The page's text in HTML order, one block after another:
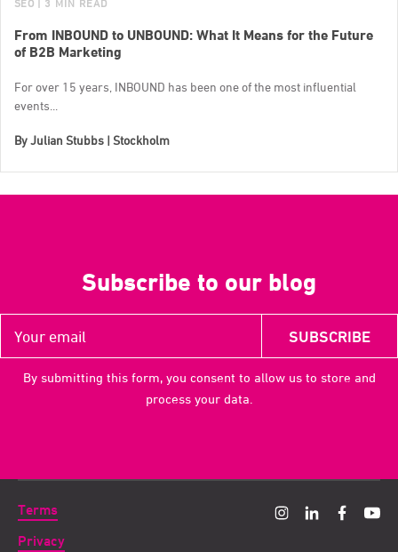
SEO | 3 MIN READ
From INBOUND to UNBOUND: What It Means for the Future
of B2B Marketing
For over 15 years, INBOUND has been one of the most influential
events...
ByJulian Stubbs | Stockholm
Subscribe to our blog
By submitting this form, you consent to allow us to store and
process your data.
Terms
Privacy